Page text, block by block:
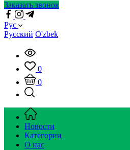
Заказать звонок
Рус
Русский O'zbek
0
0
Новости
Категории
О нас